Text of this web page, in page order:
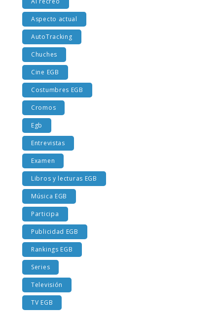
Al recreo
Aspecto actual
AutoTracking
Chuches
Cine EGB
Costumbres EGB
Cromos
Egb
Entrevistas
Examen
Libros y lecturas EGB
Música EGB
Participa
Publicidad EGB
Rankings EGB
Series
Televisión
TV EGB